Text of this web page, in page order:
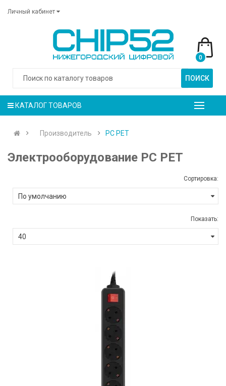
Личный кабинет
ПОИСК
0
КАТАЛОГ ТОВАРОВ
Производитель PC PET
Электрооборудование PC PET
Сортировка:
Показать: